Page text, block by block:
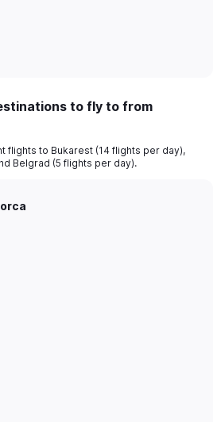
to fly to from
flights to Bukarest (14 flights per day),
Belgrad (5 flights per day).